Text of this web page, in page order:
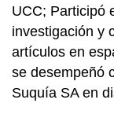
UCC; Participó
investigación y
artículos en
se desempeñó
Suquía SA en